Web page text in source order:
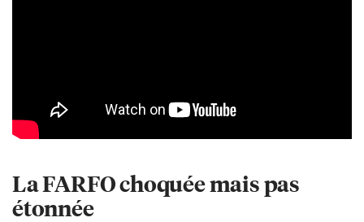
La FARFO choquée mais pas
étonnée